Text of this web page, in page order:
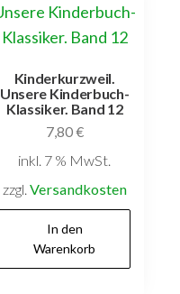
Kinderkurzweil.
Unsere Kinderbuch-
Klassiker. Band 12
7,80€
inkl. 7 % MwSt.
zzgl. Versandkosten
In den
Warenkorb